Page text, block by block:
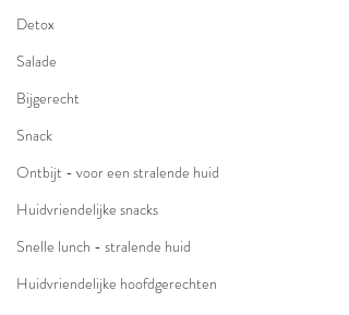
Detox
Salade
Bijgerecht
Snack
Ontbijt - voor een stralende huid
Huidvriendelijke snacks
Snelle lunch - stralende huid
Huidvriendelijke hoofdgerechten